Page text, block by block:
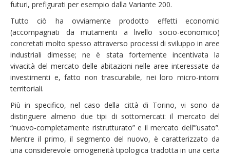
futuri, prefigurati per esempio dalla Variante 200.
Tutto ciò ha ovviamente prodotto effetti economici
(accompagnati da mutamenti a livello socio-economico)
concretati molto spesso attraverso processi di sviluppo in aree
industriali dimesse; ne è stata fortemente incentivata la
vivacità del mercato delle abitazioni nelle aree interessate da
investimenti e, fatto non trascurabile, nei loro micro-intorni
territoriali.
Più in specifico, nel caso della città di Torino, vi sono da
distinguere almeno due tipi di sottomercati: il mercato del
“nuovo-completamente ristrutturato” e il mercato dell’”usato”.
Mentre il primo, il segmento del nuovo, è caratterizzato da
una considerevole omogeneità tipologica tradotta in una certa